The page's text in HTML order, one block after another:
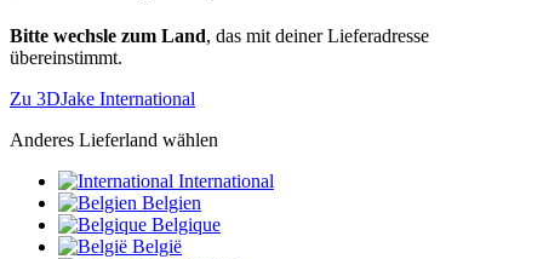
Bitte wechsle zum Land, das mit deiner Lieferadresse
übereinstimmt.
Zu 3DJake International
Anderes Lieferland wählen
International
Belgien
Belgique
België